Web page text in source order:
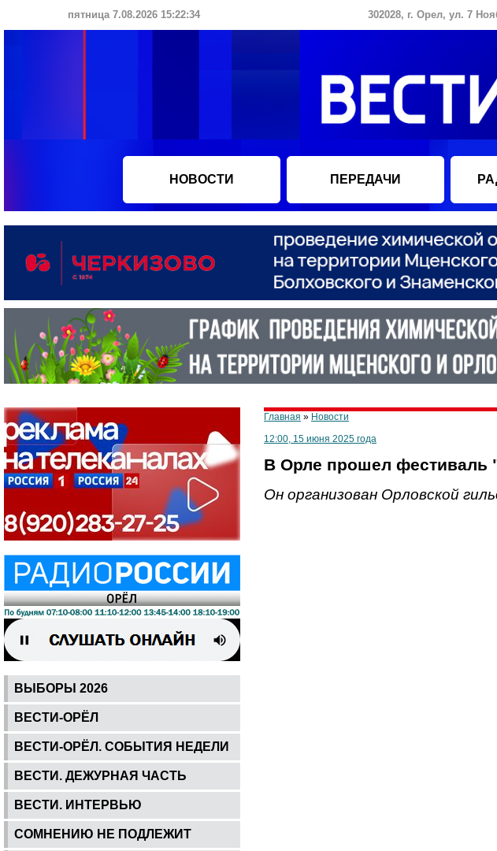
пятница 7.08.2026 15:22:35 302028, г. Орел, ул. 7
НОВОСТИ ПЕРЕДАЧИ
ВЫБОРЫ 2026
ВЕСТИ-ОРЁЛ
ВЕСТИ-ОРЁЛ. СОБЫТИЯ НЕДЕЛИ
ВЕСТИ. ДЕЖУРНАЯ ЧАСТЬ
ВЕСТИ. ИНТЕРВЬЮ
СОМНЕНИЮ НЕ ПОДЛЕЖИТ
Главная » Новости
12:00, 15 июня 2025 года
В Орле прошел фестиваль
Он организован Орловской